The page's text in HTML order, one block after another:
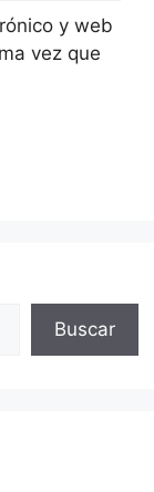
y web
vez que
Buscar